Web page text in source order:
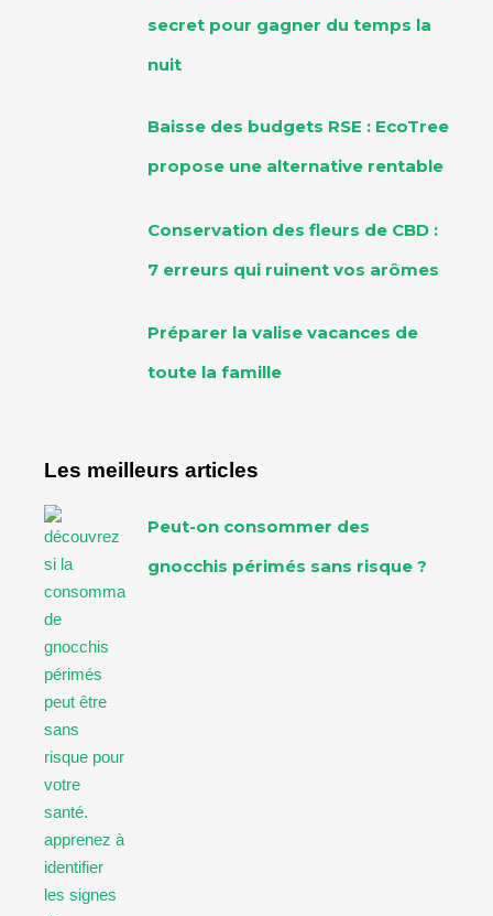
secret pour gagner du temps la
nuit
Baisse des budgets RSE : EcoTree
propose une alternative rentable
Conservation des fleurs de CBD :
7 erreurs qui ruinent vos arômes
Préparer la valise vacances de
toute la famille
Les meilleurs articles
Peut-on consommer des
gnocchis périmés sans risque ?